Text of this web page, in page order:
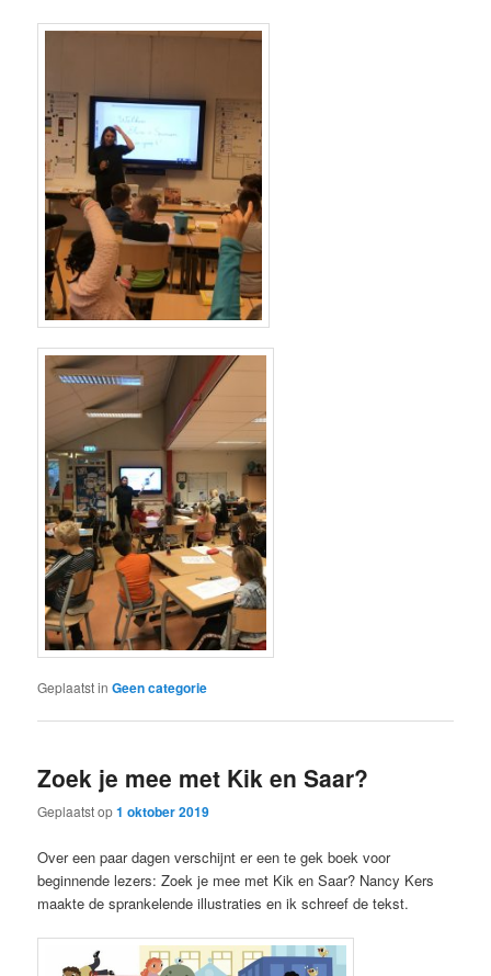
Geplaatst in Geen categorie
Zoek je mee met Kik en Saar?
Geplaatst op1 oktober 2019
Over een paar dagen verschijnt er een te gek boek voor
beginnende lezers: Zoek je mee met Kik en Saar? Nancy Kers
maakte de sprankelende illustraties en ik schreef de tekst.